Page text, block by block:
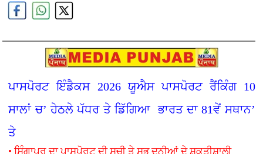
ਪਾਸਪੋਰਟ ਇੰਡੈਕਸ 2026 ਯੂਐਸ ਪਾਸਪੋਰਟ ਰੈਂਕਿੰਗ 10
ਸਾਲਾਂ ਚ’ ਹੇਠਲੇ ਪੱਧਰ ਤੇ ਡਿੱਗਿਆ ਭਾਰਤ ਦਾ 81ਵੇਂ ਸਥਾਨ’
ਤੇ
• ਸਿੰਗਾਪੁਰ ਦਾ ਪਾਸਪੋਰਟ ਦੀ ਸੂਚੀ ਤੇ ਸਭ ਦੁਨੀਆਂ ਦੇ ਸ਼ਕਤੀਸ਼ਾਲੀ